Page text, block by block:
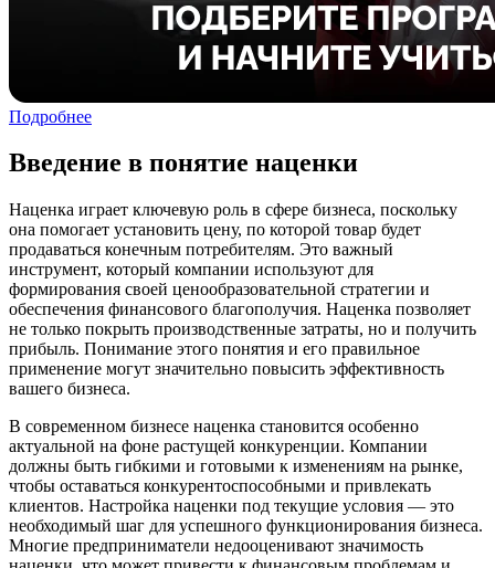
Подробнее
Введение в понятие наценки
Наценка играет ключевую роль в сфере бизнеса, поскольку
она помогает установить цену, по которой товар будет
продаваться конечным потребителям. Это важный
инструмент, который компании используют для
формирования своей ценообразовательной стратегии и
обеспечения финансового благополучия. Наценка позволяет
не только покрыть производственные затраты, но и получить
прибыль. Понимание этого понятия и его правильное
применение могут значительно повысить эффективность
вашего бизнеса.
В современном бизнесе наценка становится особенно
актуальной на фоне растущей конкуренции. Компании
должны быть гибкими и готовыми к изменениям на рынке,
чтобы оставаться конкурентоспособными и привлекать
клиентов. Настройка наценки под текущие условия — это
необходимый шаг для успешного функционирования бизнеса.
Многие предприниматели недооценивают значимость